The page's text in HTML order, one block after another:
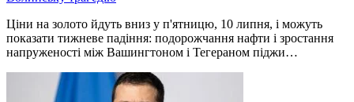
Ціни на золото йдуть вниз у п'ятницю, 10 липня, і можуть
показати тижневе падіння: подорожчання нафти і зростання
напруженості між Вашингтоном і Тегераном піджи…